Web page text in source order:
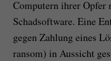
Computern ihrer Opfer
Schadsoftware. Eine
gegen Zahlung eines
ransom) in Aussicht